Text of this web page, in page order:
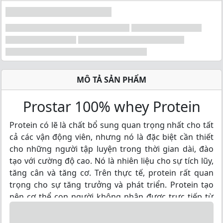
MÔ TẢ SẢN PHẨM
Prostar 100% whey Protein
Protein có lẽ là chất bổ sung quan trọng nhất cho tất
cả các vận động viên, nhưng nó là đặc biệt cần thiết
cho những người tập luyện trong thời gian dài, đào
tạo với cường độ cao. Nó là nhiên liệu cho sự tích lũy,
tăng cân và tăng cơ. Trên thực tế, protein rất quan
trọng cho sự tăng trưởng và phát triển. Protein tạo
nên cơ thể con người không nhận được trực tiếp từ